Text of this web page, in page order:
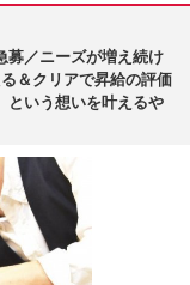
募／ニーズが増え続け
＆クリアで昇給の評価
という想いを叶えるや